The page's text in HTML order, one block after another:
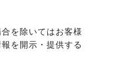
を除いてはお客様
を開示・提供する